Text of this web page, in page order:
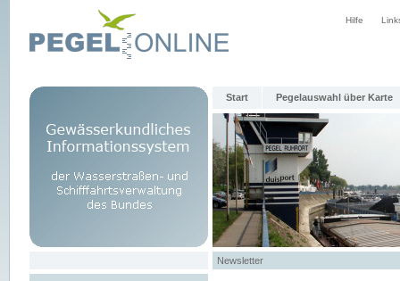
Hilfe
Start Pegelauswahl über Karte
Newsletter